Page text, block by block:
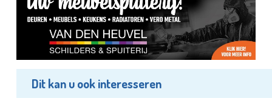
Dit kan u ook interesseren